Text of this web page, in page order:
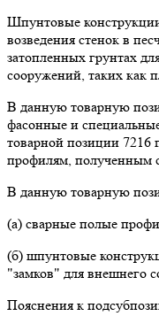
Шпунтовые
возведения стенок в
затопленных грунтах
сооружений, таких как
В данную товарную
фасонные и
товарной позиции 7216
профилям, полученным
В данную товарную
(а) сварные полые
(б) шпунтовые
"замков" для внешнего
Пояснения к